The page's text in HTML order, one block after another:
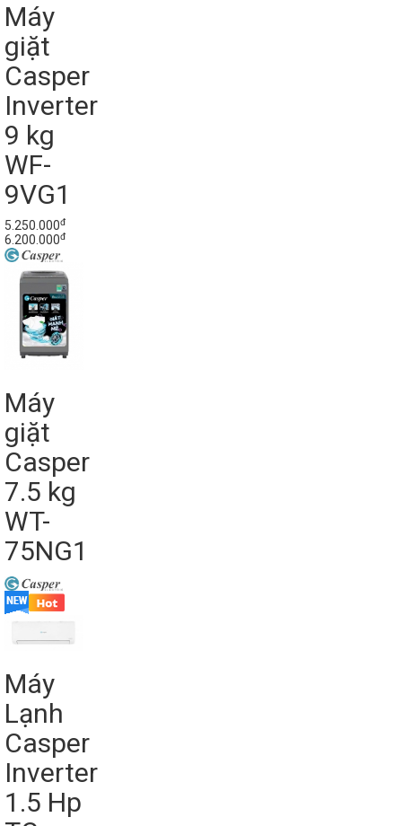
Máy
giặt
Casper
Inverter
9 kg
WF-
9VG1
5.250.000đ
6.200.000đ
Máy
giặt
Casper
7.5 kg
WT-
75NG1
Máy
Lạnh
Casper
Inverter
1.5 Hp